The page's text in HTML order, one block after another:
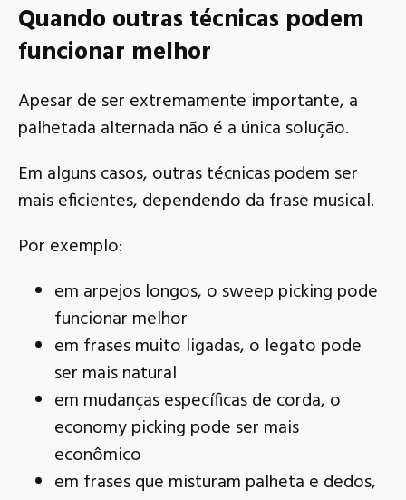
Quando outras técnicas podem
funcionar melhor
Apesar de ser extremamente importante, a
palhetada alternada não é a única solução.
Em alguns casos, outras técnicas podem ser
mais eficientes, dependendo da frase musical.
Por exemplo:
em arpejos longos, o sweep picking pode
funcionar melhor
em frases muito ligadas, o legato pode
ser mais natural
em mudanças específicas de corda, o
economy picking pode ser mais
econômico
em frases que misturam palheta e dedos,